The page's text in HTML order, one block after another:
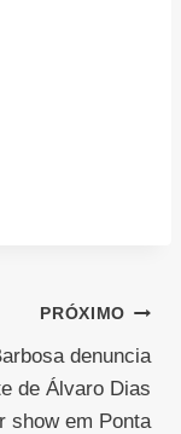
PRÓXIMO
denuncia
de Álvaro Dias
show em Ponta